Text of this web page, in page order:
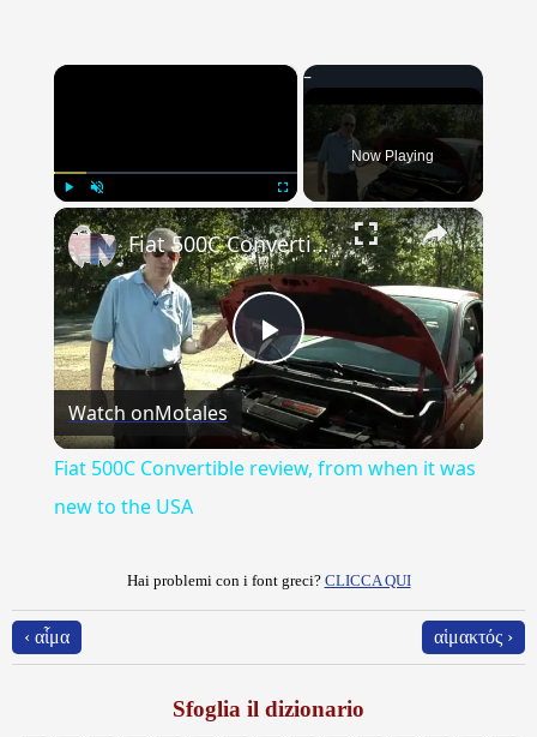
×
Play Unmute Fullscreen
Now Playing
×
Play
Video
Fiat 500C Convertible review, from when it was new to the USA
Watch onMotales
Fiat 500C Convertible review, from when it was
new to the USA
Hai problemi con i font greci? CLICCA QUI
‹ αἷμα αἱμακτός ›
Sfoglia il dizionario